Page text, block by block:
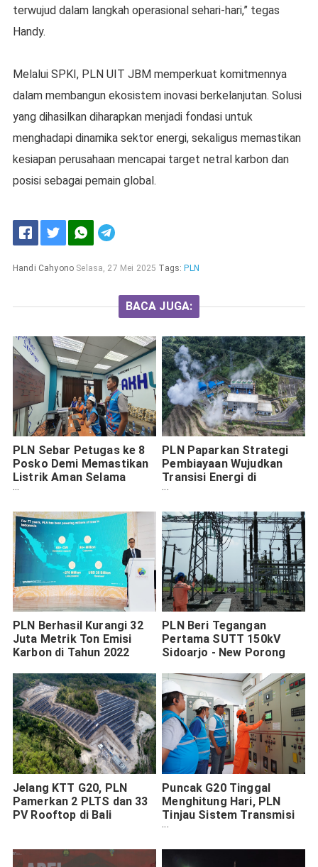
terwujud dalam langkah operasional sehari-hari,” tegas
Handy.
Melalui SPKI, PLN UIT JBM memperkuat komitmennya
dalam membangun ekosistem inovasi berkelanjutan. Solusi
yang dihasilkan diharapkan menjadi fondasi untuk
menghadapi dinamika sektor energi, sekaligus memastikan
kesiapan perusahaan mencapai target netral karbon dan
posisi sebagai pemain global.
Handi Cahyono Selasa, 27 Mei 2025 Tags: PLN
BACA JUGA:
PLN Sebar Petugas ke 8
Posko Demi Memastikan
Listrik Aman Selama
Puncak G20 di Bali
PLN Paparkan Strategi
Pembiayaan Wujudkan
Transisi Energi di
Indonesia
PLN Berhasil Kurangi 32
Juta Metrik Ton Emisi
Karbon di Tahun 2022
PLN Beri Tegangan
Pertama SUTT 150kV
Sidoarjo - New Porong
Jelang KTT G20, PLN
Pamerkan 2 PLTS dan 33
PV Rooftop di Bali
Puncak G20 Tinggal
Menghitung Hari, PLN
Tinjau Sistem Transmisi
Paiton Sampai Bali